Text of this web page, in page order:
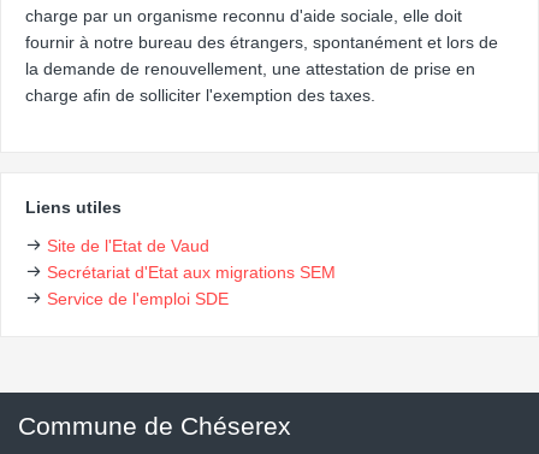
charge par un organisme reconnu d'aide sociale, elle doit
fournir à notre bureau des étrangers, spontanément et lors de
la demande de renouvellement, une attestation de prise en
charge afin de solliciter l'exemption des taxes.
Liens utiles
Site de l'Etat de Vaud
Secrétariat d'Etat aux migrations SEM
Service de l'emploi SDE
Commune de Chéserex